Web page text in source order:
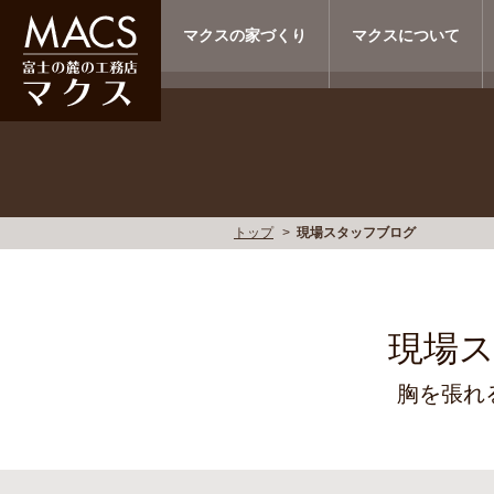
マクスの家づくり マクスについて
トップ 現場スタッフブログ
現場
胸を張れ